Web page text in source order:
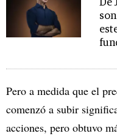
De
Pero a medida que el
comenzó a subir
acciones, pero obtuvo